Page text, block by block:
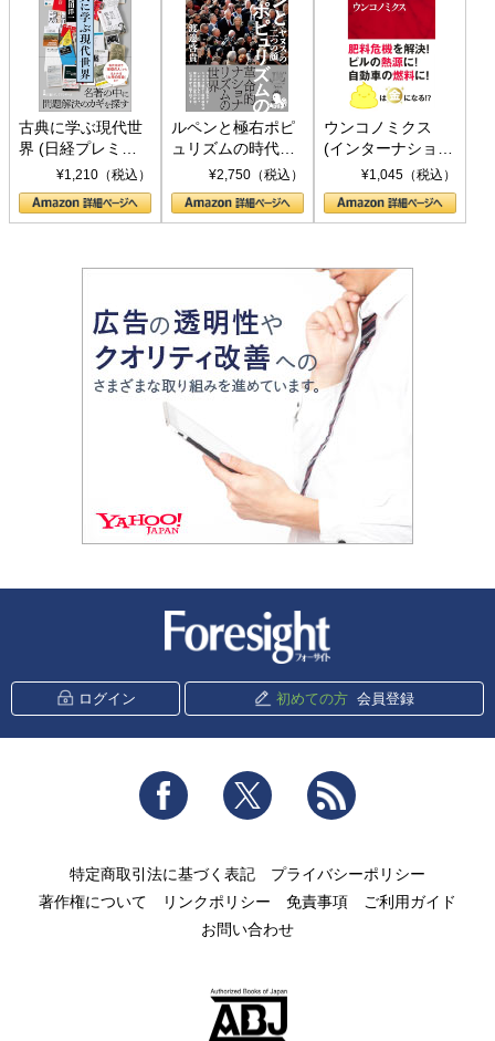
古典に学ぶ現代世
界 (日経プレミア
シリーズ)¥1,210（税込）
ルペンと極右ポピ
ュリズムの時代：
〈ヤヌス〉の二つ
の顔
¥2,750（税込）
ウンコノミクス
(インターナショナ
ル新書)¥1,045（税込）
ログイン 初めての方 会員登録
Facebook Twitter
特定商取引法に基づく表記
プライバシーポリシー
著作権について
リンクポリシー 免責事項
ご利用ガイド
お問い合わせ